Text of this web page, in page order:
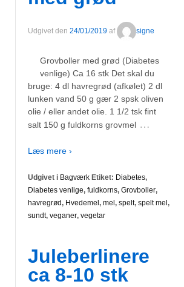
Udgivet den 24/01/2019 af signe
Grovboller med grød (Diabetes
venlige) Ca 16 stk Det skal du
bruge: 4 dl havregrød (afkølet) 2 dl
lunken vand 50 g gær 2 spsk oliven
olie / eller andet olie. 1 1/2 tsk fint
salt 150 g fuldkorns grovmel …
Læs mere ›
Udgivet i Bagværk Etiket: Diabetes,
Diabetes venlige, fuldkorns, Grovboller,
havregrød, Hvedemel, mel, spelt, spelt mel,
sundt, veganer, vegetar
Juleberlinere
ca 8-10 stk